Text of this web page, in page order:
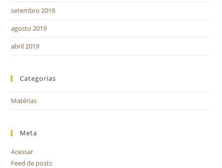
setembro 2019
agosto 2019
abril 2019
Categorias
Matérias
Meta
Acessar
Feed de posts